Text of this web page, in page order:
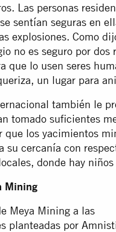
Las personas
sentían seguras en
explosiones. Como
no es seguro por dos
que lo usen seres
un lugar para
también le
tomado suficientes
que los yacimientos
su cercanía con
donde hay
Mining
Meya Mining a las
planteadas por